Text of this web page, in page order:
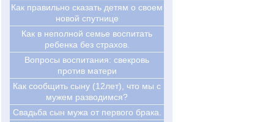
Как правильно сказать детям о своем
новой спутнице
Как в неполной семье воспитать
ребенка без страхов.
Вопросы воспитания: свекровь
против матери
Как сообщить сыну (12лет), что мы с
мужем разводимся?
Свадьба сын мужа от первого брака.